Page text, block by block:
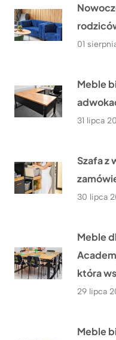
01
Meble
31 lipca
Szafa z
30 lipca
Meble
która
29 lipca
Meble